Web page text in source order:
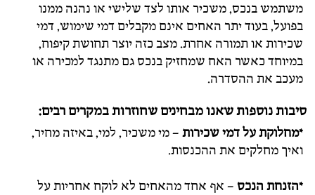
משתמש בנכס, משכיר אותו לצד שלישי או נהנה ממנו
בפועל, בעוד יתר האחים אינם מקבלים דמי שימוש, דמי
שכירות או תמורה אחרת. מצב כזה יוצר תחושת קיפוח,
במיוחד כאשר האח שמחזיק בנכס גם מתנגד למכירה או
מעכב את ההסדרה.
סיבות נוספות שאנו מבחינים שחוזרות במקרים רבים:
*מחלוקת על דמי שכירות – מי משכיר, למי, באיזה מחיר,
ואיך מחלקים את ההכנסות.
*הזנחת הנכס – אף אחד מהאחים לא לוקח אחריות על